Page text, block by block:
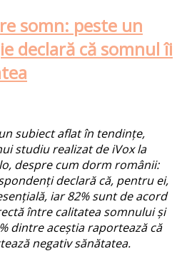
somn: peste un
declară că somnul îi
subiect aflat în tendințe,
studiu realizat de iVox la
despre cum dorm românii:
declară că, pentru ei,
iar 82% sunt de acord
între calitatea somnului și
dintre aceștia raportează că
negativ sănătatea.